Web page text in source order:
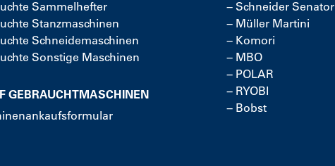
Sammelhefter
Stanzmaschinen
Schneidemaschinen
Sonstige Maschinen
GEBRAUCHTMASCHINEN
− Schneider Senator
− Müller Martini
− Komori
− MBO
− POLAR
− RYOBI
− Bobst